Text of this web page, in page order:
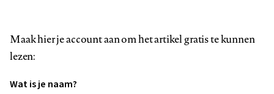
Maak hier je account aan om het artikel gratis te kunnen
lezen:
Wat is je naam?